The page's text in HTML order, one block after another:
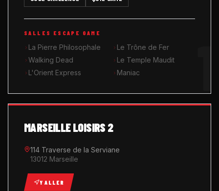
MUSIK ROOM KARAOKÉ
QUIZ GAME
SALLES ESCAPE GAME
La Pierre Philosophale
Le Trône de Fer
Walking Dead
Le Temple Maudit
L'Orient Express
Maniac
MARSEILLE LOISIRS 2
114 Traverse de la Serviane
13012 Marseille
Y ALLER